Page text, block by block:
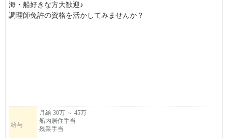
海・船好きな方大歓迎♪
調理師免許の資格を活かしてみませんか？
が叶う環境です。
船内居住でも1人1部屋ありプライベート空間がありますのでご安
心ください。
給与
月給 30万 ～ 45万
船内居住手当
残業手当